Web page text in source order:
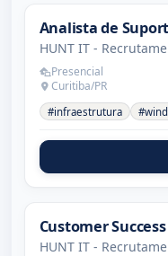
Analista de
HUNT IT -
Presencial
Curitiba/PR
#infraestrutura
Customer
HUNT IT -